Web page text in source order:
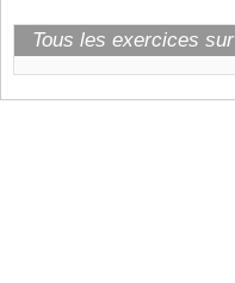
Tous les exercices